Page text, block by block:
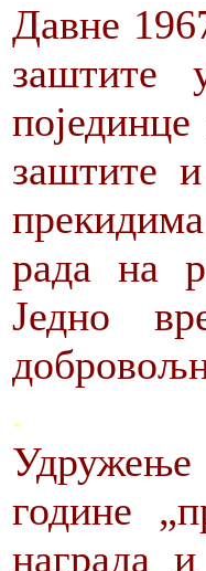
Давне
заштите
заштите
рада на
Једно
.
Удружење
године
награда